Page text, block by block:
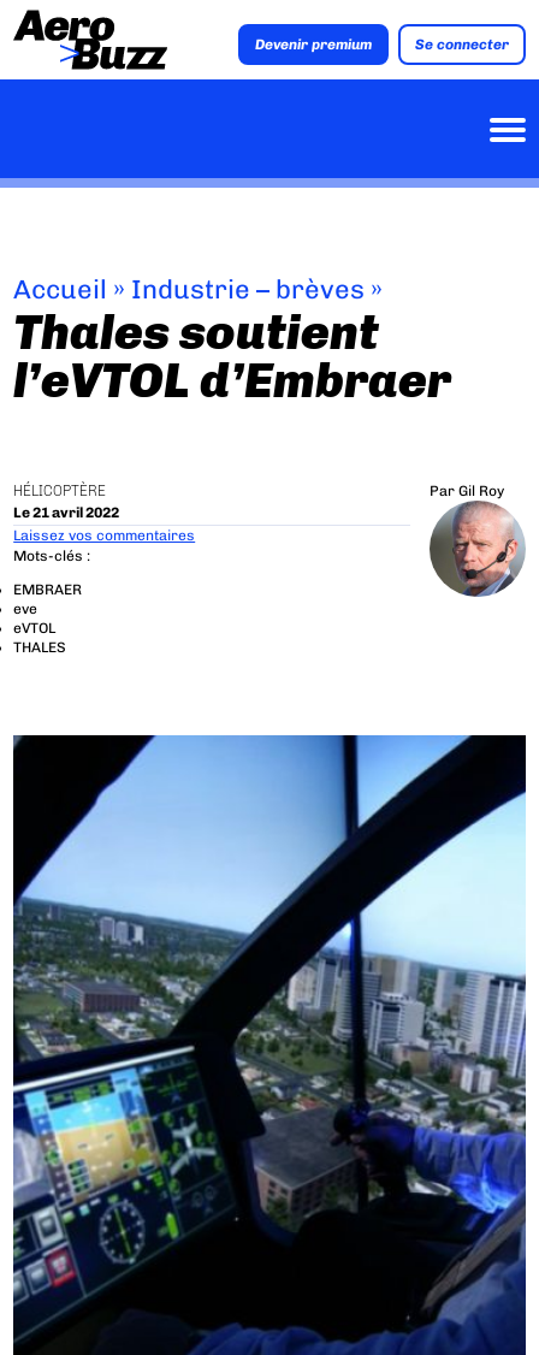
Devenir premium Se connecter
Accueil » Industrie – brèves »
Thales soutient
l’eVTOL d’Embraer
HÉLICOPTÈRE
Le 21 avril 2022
Par Gil Roy
Laissez vos commentaires
Mots-clés :
EMBRAER
eve
eVTOL
THALES